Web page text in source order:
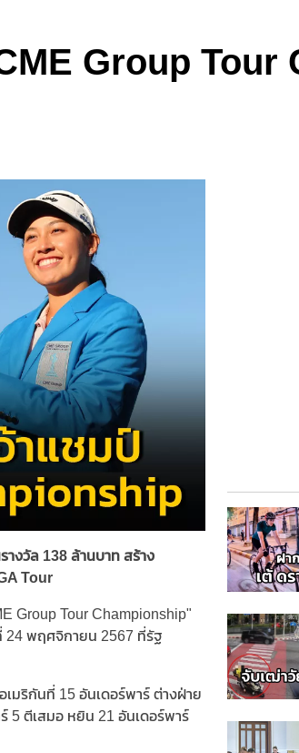
Group
งวัล 138 ล้านบาท สร้าง
Tour
Group Tour Championship"
24 พฤศจิกายน 2567 ที่รัฐ
มริกันที่ 15 อันเดอร์พาร์ ต่างฝ่าย
5 ตีเสมอ หยิน 21 อันเดอร์พาร์